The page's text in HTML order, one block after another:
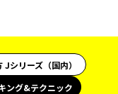
シリーズ（国内）
ング&テクニック